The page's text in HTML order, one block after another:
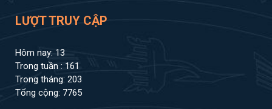
LƯỢT TRUY CẬP
Hôm nay: 13
Trong tuần : 161
Trong tháng: 203
Tổng cộng: 7765